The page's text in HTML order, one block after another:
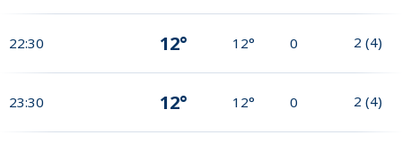
22:30 12° 12° 0 2 (4)
23:30 12° 12° 0 2 (4)